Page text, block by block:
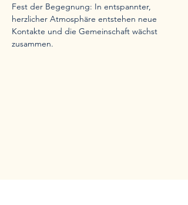
Fest der Begegnung: In entspannter,
herzlicher Atmosphäre entstehen neue
Kontakte und die Gemeinschaft wächst
zusammen.